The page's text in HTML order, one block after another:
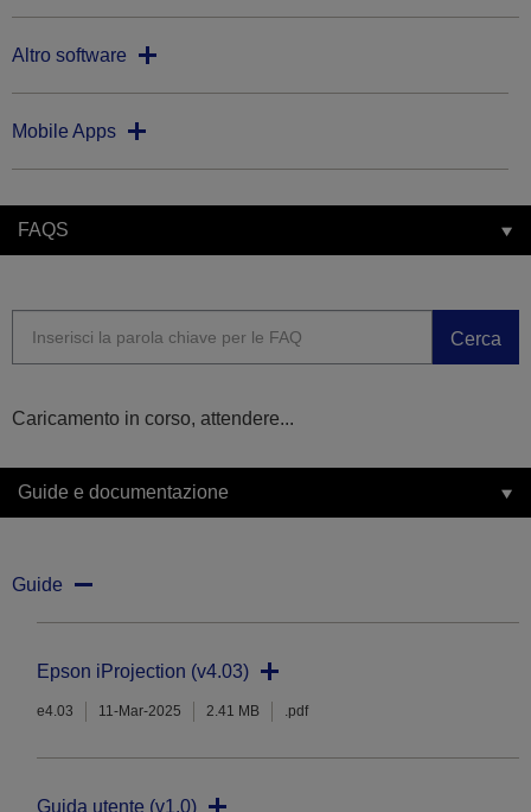
Altro software
Mobile Apps
FAQS
Cerca
Caricamento in corso, attendere...
Guide e documentazione
Guide
Epson iProjection (v4.03)
e4.03 11-Mar-2025 2.41 MB .pdf
Guida utente (v1.0)